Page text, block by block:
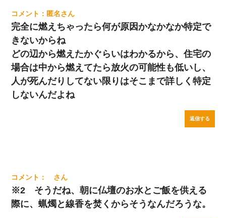
匿名
完全に燃えちゃったら何が原因かなかなか特定で
きないからね
どの辺から燃えたかぐらいはわかるから、住宅の
場合は中から燃えてたら放火の可能性も低いし、
人が死んだりしてない限りはそこまで詳しく特定
しないんだよね
返信する
※2 そうだね、朝に仏壇のお水とご飯を供える
際に、蝋燭と線香を焚くからそうなんだろうな。